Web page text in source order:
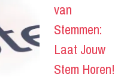
van
Stemmen:
Laat Jouw
Stem Horen!